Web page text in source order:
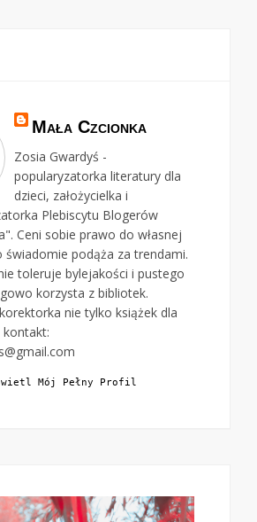
Mała Czcionka
Zosia Gwardyś -
popularyzatorka literatury dla
dzieci, założycielka i
Plebiscytu Blogerów
Ceni sobie prawo do własnej
świadomie podąża za trendami.
toleruje bylejakości i pustego
korzysta z bibliotek.
nie tylko książek dla
kontakt:
Mój Pełny Profil